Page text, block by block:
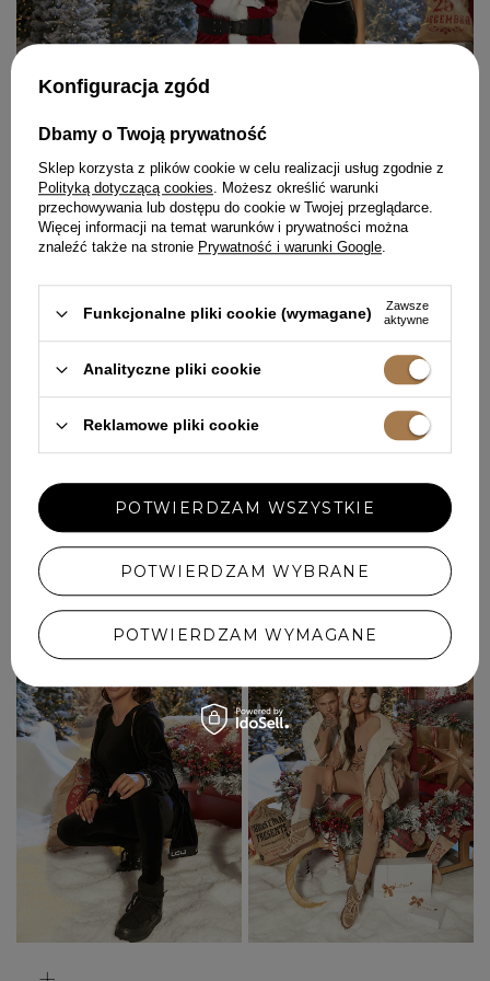
+
+ +
Konfiguracja zgód
Dbamy o Twoją prywatność
Sklep korzysta z plików cookie w celu realizacji usług zgodnie z
Polityką dotyczącą cookies. Możesz określić warunki
przechowywania lub dostępu do cookie w Twojej przeglądarce.
Więcej informacji na temat warunków i prywatności można
znaleźć także na stronie Prywatność i warunki Google.
Funkcjonalne pliki cookie (wymagane)
Zawsze
aktywne
Analityczne pliki cookie
Reklamowe pliki cookie
POTWIERDZAM WYBRANE
POTWIERDZAM WYMAGANE
POTWIERDZAM WSZYSTKIE